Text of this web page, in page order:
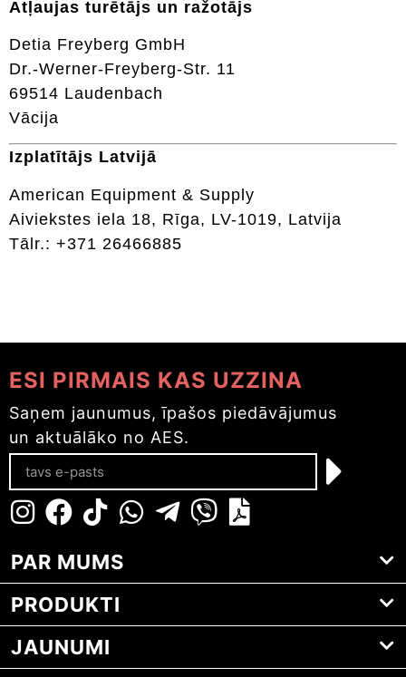
Atļaujas turētājs un ražotājs
Detia Freyberg GmbH
Dr.-Werner-Freyberg-Str. 11
69514 Laudenbach
Vācija
Izplatītājs Latvijā
American Equipment & Supply
Aiviekstes iela 18, Rīga, LV-1019, Latvija
Tālr.: +371 26466885
PAR MUMS
PRODUKTI
JAUNUMI
ESI PIRMAIS KAS UZZINA
Saņem jaunumus, īpašos piedāvājumus
un aktuālāko no AES.